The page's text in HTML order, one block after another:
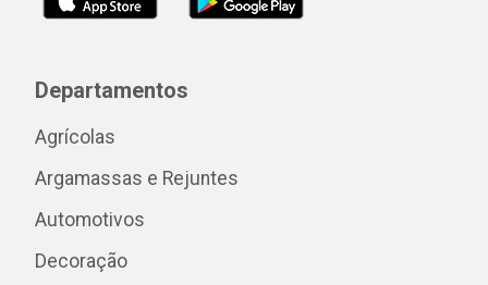
Departamentos
Agrícolas
Argamassas e Rejuntes
Automotivos
Decoração